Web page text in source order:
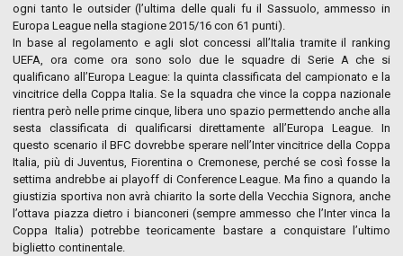
ogni tanto le outsider (l’ultima delle quali fu il Sassuolo, ammesso in
Europa League nella stagione 2015/16 con 61 punti).
In base al regolamento e agli slot concessi all’Italia tramite il ranking
UEFA, ora come ora sono solo due le squadre di Serie A che si
qualificano all’Europa League: la quinta classificata del campionato e la
vincitrice della Coppa Italia. Se la squadra che vince la coppa nazionale
rientra però nelle prime cinque, libera uno spazio permettendo anche alla
sesta classificata di qualificarsi direttamente all’Europa League. In
questo scenario il BFC dovrebbe sperare nell’Inter vincitrice della Coppa
Italia, più di Juventus, Fiorentina o Cremonese, perché se così fosse la
settima andrebbe ai playoff di Conference League. Ma fino a quando la
giustizia sportiva non avrà chiarito la sorte della Vecchia Signora, anche
l’ottava piazza dietro i bianconeri (sempre ammesso che l’Inter vinca la
Coppa Italia) potrebbe teoricamente bastare a conquistare l’ultimo
biglietto continentale.